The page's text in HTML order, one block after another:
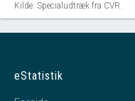
Kilde: Specialudtræk fra CVR.
eStatistik